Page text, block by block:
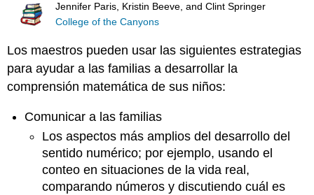
Jennifer Paris, Kristin Beeve, and Clint Springer
College of the Canyons
Los maestros pueden usar las siguientes estrategias
para ayudar a las familias a desarrollar la
comprensión matemática de sus niños:
Comunicar a las familias
Los aspectos más amplios del desarrollo del
sentido numérico; por ejemplo, usando el
conteo en situaciones de la vida real,
comparando números y discutiendo cuál es